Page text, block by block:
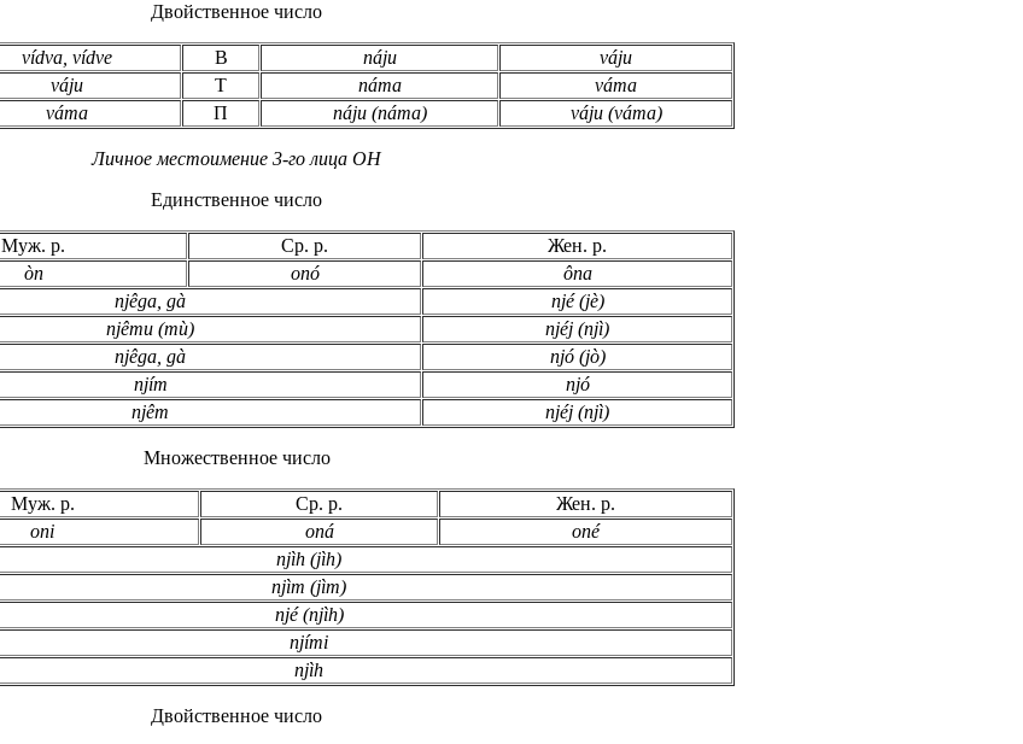
Двойственное число
vídva, vídve В náju
váju
váju Т náma
váma
váma П náju (náma) váju (váma)
Личное местоимение 3-го лица ОН
Единственное число
Муж. р. Ср. р.
Жен. р.
òn onó
ôna
njêga, gà
njé (jè)
njêmu (mù)
njéj (njì)
njêga, gà
njó (jò)
njím
njó
njêm njéj (njì)
Множественное число
Муж. р. Ср. р.
Жен. р.
oni oná
oné
njìh (jìh)
njìm (jìm)
njé (njìh)
njími
njìh
Двойственное число